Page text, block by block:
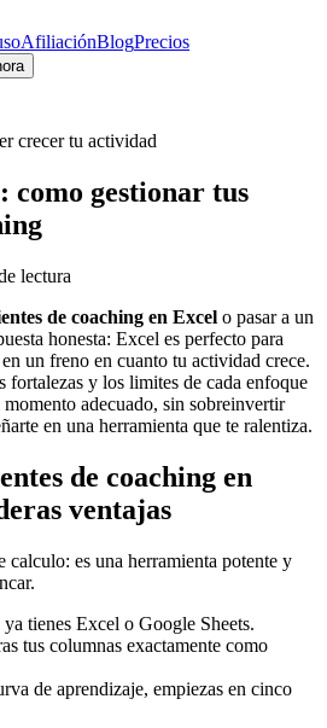
AfiliaciónBlogPrecios
crecer tu actividad
como gestionar tus
lectura
de coaching en Excel o pasar a un
honesta: Excel es perfecto para
un freno en cuanto tu actividad crece.
fortalezas y los limites de cada enfoque
adecuado, sin sobreinvertir
en una herramienta que te ralentiza.
de coaching en
ventajas
calculo: es una herramienta potente y
tienes Excel o Google Sheets.
tus columnas exactamente como
de aprendizaje, empiezas en cinco